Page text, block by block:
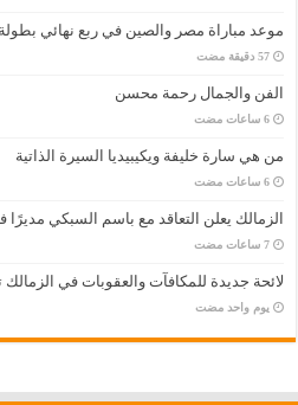
موعد مباراة مصر والصين في ربع نهائي بطولة
‏57 دقيقة مضت
الفن والجمال رحمة محسن
‏6 ساعات مضت
من هي سارة خليفة ويكيبيديا السيرة الذاتية
‏6 ساعات مضت
الزمالك يعلن التعاقد مع باسم السبكي مديرًا
‏7 ساعات مضت
لائحة جديدة للمكافآت والعقوبات في
‏يوم واحد مضت